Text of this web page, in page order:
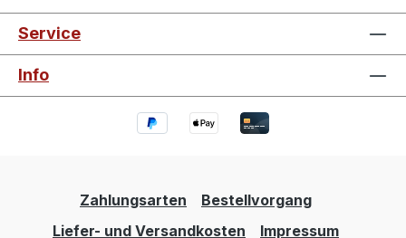
Service
Info
Zahlungsarten
Bestellvorgang
Liefer- und Versandkosten
Impressum